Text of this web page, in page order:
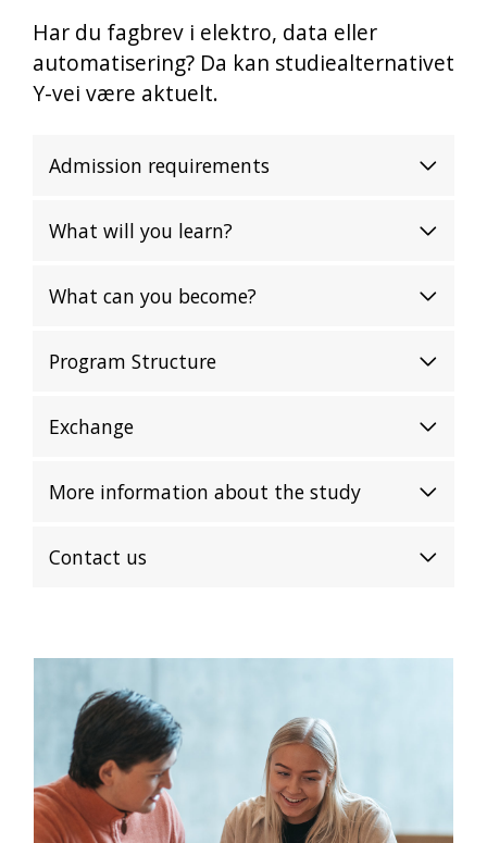
Har du fagbrev i elektro, data eller
automatisering? Da kan studiealternativet
Y-vei være aktuelt.
Admission requirements
What will you learn?
What can you become?
Program Structure
Exchange
More information about the study
Contact us